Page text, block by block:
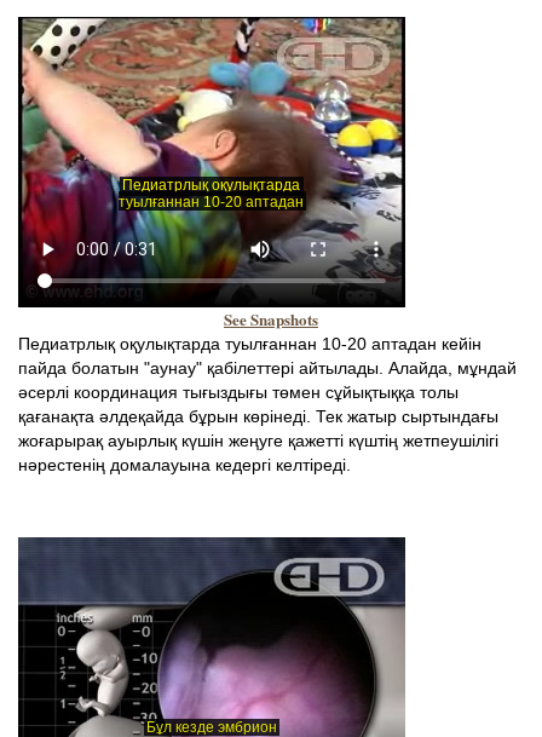
See Snapshots
Педиатрлық оқулықтарда туылғаннан 10-20 аптадан кейін
пайда болатын "аунау" қабілеттері айтылады. Алайда, мұндай
әсерлі координация тығыздығы төмен сұйықтыққа толы
қағанақта әлдеқайда бұрын көрінеді. Тек жатыр сыртындағы
жоғарырақ ауырлық күшін жеңуге қажетті күштің жетпеушілігі
нәрестенің домалауына кедергі келтіреді.